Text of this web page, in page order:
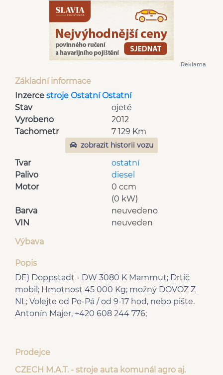
Reklama
Základní informace
Inzerce stroje Ostatní Ostatní
Stav
ojeté
Vyrobeno
2012
Tachometr
7 129 Km
zobrazit historii vozu
Tvar
ostatní
Palivo
diesel
Motor
0 ccm
(0 kW)
Barva
neuvedeno
VIN
neuveden
Výbava
Popis
DE) Doppstadt - DW 3080 K Mammut; Drtič
mobil; Hmotnost 45 000 Kg; možný DOVOZ Z
NL; Volejte od Po-Pá / od 9-17 hod, nebo pište.
Antonín Majer, +420 608 244 776;
Prodejce
CZECH M.A.T. - stroje auta komunál agro aj.